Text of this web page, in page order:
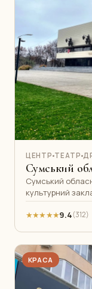
ЦЕНТР ТЕАТР
Сумський
Сумський
культурний
різноманітним
★★★★★9.4(312)
КРАСА